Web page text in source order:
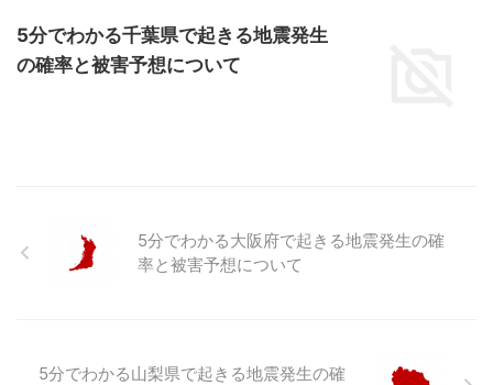
5分でわかる千葉県で起きる地震発生
の確率と被害予想について
5分でわかる大阪府で起きる地震発生の確
率と被害予想について
5分でわかる山梨県で起きる地震発生の確